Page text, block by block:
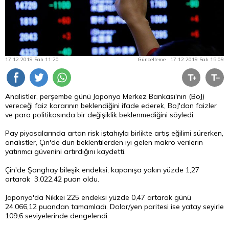
17.12.2019 Salı 11:20 Güncelleme : 17.12.2019 Salı 15:09
Analistler, perşembe günü Japonya Merkez Bankası'nın (BoJ)
vereceği faiz kararının beklendiğini ifade ederek, BoJ'dan faizler
ve para politikasında bir değişiklik beklenmediğini söyledi.
Pay piyasalarında artan risk iştahıyla birlikte artış eğilimi sürerken,
analistler, Çin'de dün beklentilerden iyi gelen makro verilerin
yatırımcı güvenini artırdığını kaydetti.
Çin'de Şanghay bileşik endeksi, kapanışa yakın yüzde 1,27
artarak 3.022,42 puan oldu.
Japonya'da Nikkei 225 endeksi yüzde 0,47 artarak günü
24.066,12 puandan tamamladı. Dolar/yen paritesi ise yatay seyirle
109,6 seviyelerinde dengelendi.